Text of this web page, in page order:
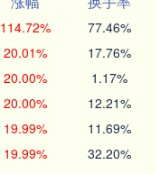
114.72% 77.46%
20.01% 17.76%
20.00% 1.17%
20.00% 12.21%
19.99% 11.69%
19.99% 32.20%